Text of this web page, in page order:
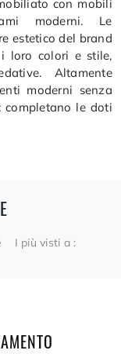
con mobili
moderni. Le
estetico del brand
loro colori e stile,
Altamente
moderni senza
completano le doti
I più visti a :